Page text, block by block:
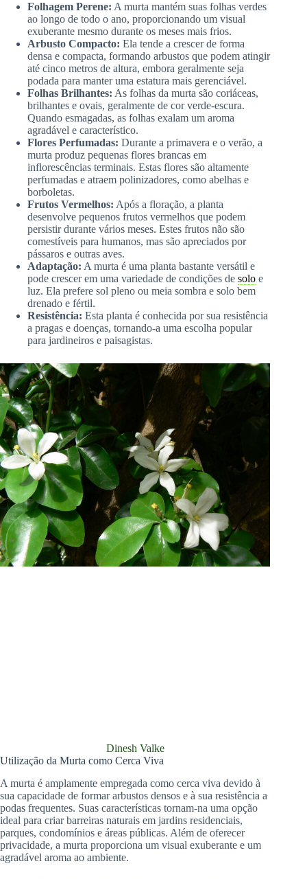
Folhagem Perene: A murta mantém suas folhas verdes
ao longo de todo o ano, proporcionando um visual
exuberante mesmo durante os meses mais frios.
Arbusto Compacto: Ela tende a crescer de forma
densa e compacta, formando arbustos que podem atingir
até cinco metros de altura, embora geralmente seja
podada para manter uma estatura mais gerenciável.
Folhas Brilhantes: As folhas da murta são coriáceas,
brilhantes e ovais, geralmente de cor verde-escura.
Quando esmagadas, as folhas exalam um aroma
agradável e característico.
Flores Perfumadas: Durante a primavera e o verão, a
murta produz pequenas flores brancas em
inflorescências terminais. Estas flores são altamente
perfumadas e atraem polinizadores, como abelhas e
borboletas.
Frutos Vermelhos: Após a floração, a planta
desenvolve pequenos frutos vermelhos que podem
persistir durante vários meses. Estes frutos não são
comestíveis para humanos, mas são apreciados por
pássaros e outras aves.
Adaptação: A murta é uma planta bastante versátil e
pode crescer em uma variedade de condições de solo e
luz. Ela prefere sol pleno ou meia sombra e solo bem
drenado e fértil.
Resistência: Esta planta é conhecida por sua resistência
a pragas e doenças, tornando-a uma escolha popular
para jardineiros e paisagistas.
Dinesh Valke
Utilização da Murta como Cerca Viva
A murta é amplamente empregada como cerca viva devido à
sua capacidade de formar arbustos densos e à sua resistência a
podas frequentes. Suas características tornam-na uma opção
ideal para criar barreiras naturais em jardins residenciais,
parques, condomínios e áreas públicas. Além de oferecer
privacidade, a murta proporciona um visual exuberante e um
agradável aroma ao ambiente.